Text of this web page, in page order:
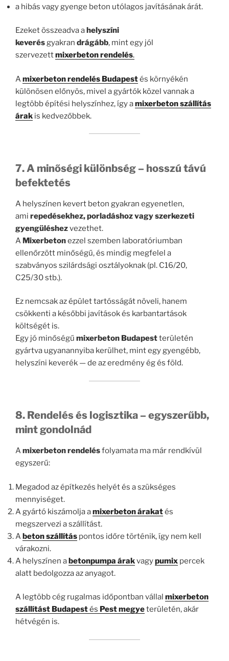
a hibás vagy gyenge beton utólagos javításának árát.
Ezeket összeadva ahelyszíni
keverésgyakran drágább, mint egy jól
szervezettmixerbeton rendelés.
Amixerbeton rendelés Budapestés környékén
különösen előnyös, mivel a gyártók közel vannak a
legtöbb építési helyszínhez, így amixerbeton szállítás
árak is kedvezőbbek.
7. A minőségi különbség – hosszú távú
befektetés
A helyszínen kevert beton gyakran egyenetlen,
ami repedésekhez, porladáshoz vagy szerkezeti
gyengüléshezvezethet.
A Mixerbetonezzel szemben laboratóriumban
ellenőrzött minőségű, és mindig megfelel a
szabványos szilárdsági osztályoknak (pl. C16/20,
C25/30 stb.).
Ez nemcsak az épület tartósságát növeli, hanem
csökkenti a későbbi javítások és karbantartások
költségét is.
Egy jó minőségű mixerbeton Budapestterületén
gyártva ugyanannyiba kerülhet, mint egy gyengébb,
helyszíni keverék — de az eredmény ég és föld.
8. Rendelés és logisztika – egyszerűbb,
mint gondolnád
Amixerbeton rendelésfolyamata ma már rendkívül
egyszerű:
Megadod az építkezés helyét és a szükséges
mennyiséget.
A gyártó kiszámolja amixerbeton árakatés
megszervezi a szállítást.
Abeton szállítás pontos időre történik, így nem kell
várakozni.
A helyszínen abetonpumpa árakvagypumix percek
alatt bedolgozza az anyagot.
A legtöbb cég rugalmas időpontban vállal mixerbeton
szállítást Budapestés Pest megyeterületén, akár
hétvégén is.